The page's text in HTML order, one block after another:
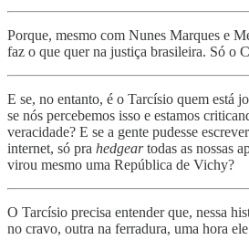
Porque, mesmo com Nunes Marques e
faz o que quer na justiça brasileira. Só o
E se, no entanto, é o Tarcísio quem está
se nós percebemos isso e estamos
veracidade? E se a gente pudesse
internet, só pra hedgeartodas as nossas
virou mesmo uma República de Vichy?
O Tarcísio precisa entender que, nessa
no cravo, outra na ferradura, uma hora